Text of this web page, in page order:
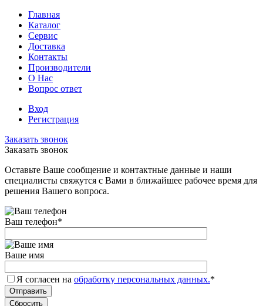
Главная
Каталог
Сервис
Доставка
Контакты
Производители
О Нас
Вопрос ответ
Вход
Регистрация
Заказать звонок
Заказать звонок
Оставьте Ваше сообщение и контактные данные и наши
специалисты свяжутся с Вами в ближайшее рабочее время для
решения Вашего вопроса.
Ваш телефон*
Ваше имя
Я согласен на обработку персональных данных.*